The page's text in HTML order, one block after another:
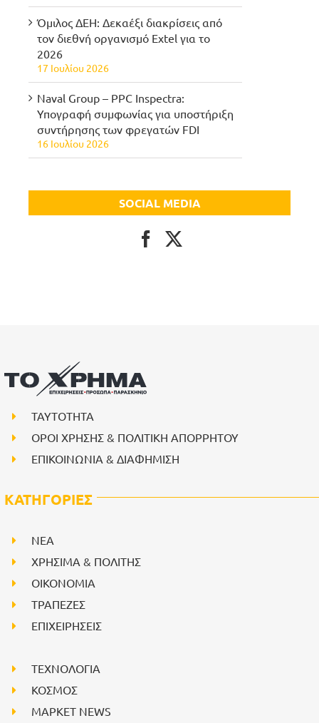
Όμιλος ΔΕΗ: Δεκαέξι διακρίσεις από
τον διεθνή οργανισμό Extel για το
2026
17 Ιουλίου 2026
Naval Group – PPC Inspectra:
Υπογραφή συμφωνίας για υποστήριξη
συντήρησης των φρεγατών FDI
16 Ιουλίου 2026
SOCIAL MEDIA
ΤΑΥΤΟΤΗΤΑ
ΟΡΟΙ ΧΡΗΣΗΣ & ΠΟΛΙΤΙΚΗ ΑΠΟΡΡΗΤΟΥ
ΕΠΙΚΟΙΝΩΝΙΑ & ΔΙΑΦΗΜΙΣΗ
ΚΑΤΗΓΟΡΙΕΣ
NEA
ΧΡΗΣΙΜΑ & ΠΟΛΙΤΗΣ
ΟΙΚΟΝΟΜΙΑ
ΤΡΑΠΕΖΕΣ
ΕΠΙΧΕΙΡΗΣΕΙΣ
ΤΕΧΝΟΛΟΓΙΑ
ΚΟΣΜΟΣ
ΜΑΡΚΕΤ NEWS